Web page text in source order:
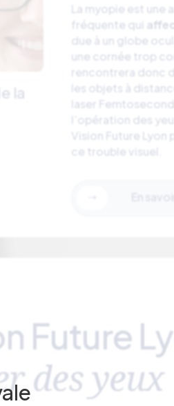
la
La myopie est une
fréquente qui
due à un globe
une cornée trop
rencontrera donc
les objets à
laser
l’opération des
Vision Future
ce trouble visuel.
Future
des yeux